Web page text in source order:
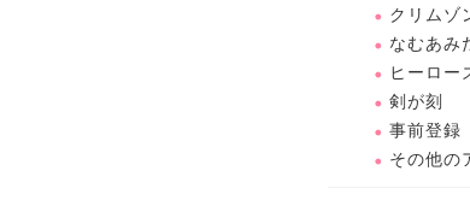
クリムゾ
なむあみ
ヒーロー
剣が刻
事前登録
その他の